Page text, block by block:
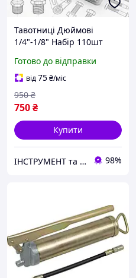
Тавотниці Дюймові
1/4"-1/8" Набір 110шт
Маслянок DIN 71412A
Spec (SP-06899)
Готово до відправки
від75₴/міс
750₴
950 ₴
Купити
ІНСТРУМЕНТ та МЕТИЗИ 98%